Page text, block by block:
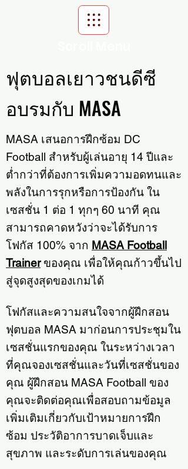
ฟุตบอลเยาวชนดีซี
อบรมกับ MASA
MASA เสนอการฝึกซ้อม DC
Football สำหรับผู้เล่นอายุ 14 ปีและ
ต่ำกว่าที่ต้องการเพิ่มความอดทนและ
พลังในการรุกหรือการป้องกัน ใน
เซสชั่น 1 ต่อ 1 ทุกๆ 60 นาที คุณ
สามารถคาดหวังว่าจะได้รับการ
โฟกัส 100% จาก MASA Football
Trainerของคุณ เพื่อให้คุณก้าวขึ้นไป
สู่จุดสูงสุดของเกมได้
โฟกัสและความสนใจจากผู้ฝึกสอน
ฟุตบอล MASA มาก่อนการประชุมใน
เซสชั่นแรกของคุณ ในระหว่างเวลา
ที่คุณจองเซสชั่นและวันที่เซสชั่นของ
คุณ ผู้ฝึกสอน MASA Football ของ
คุณจะติดต่อคุณเพื่อสอบถามข้อมูล
เพิ่มเติมเกี่ยวกับเป้าหมายการฝึก
ซ้อม ประวัติอาการบาดเจ็บและ
สุขภาพ และระดับการเล่นของคุณ